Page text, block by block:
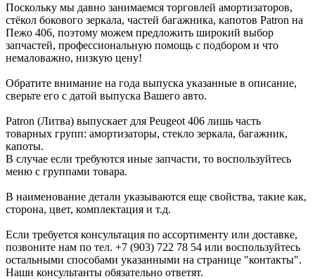
Поскольку мы давно занимаемся торговлей амортизаторов,
стёкол бокового зеркала, частей багажника, капотов Patron на
Пежо 406, поэтому можем предложить широкий выбор
запчастей, профессиональную помощь с подбором и что
немаловажно, низкую цену!
Обратите внимание на года выпуска указанные в описание,
сверьте его с датой выпуска Вашего авто.
Patron (Литва) выпускает для Peugeot 406 лишь часть
товарных групп: амортизаторы, стекло зеркала, багажник,
капоты.
В случае если требуются иные запчасти, то воспользуйтесь
меню с группами товара.
В наименование детали указываются еще свойства, такие как,
сторона, цвет, комплектация и т.д.
Если требуется консультация по ассортименту или доставке,
позвоните нам по тел. +7 (903) 722 78 54 или воспользуйтесь
остальными способами указанными на странице "контакты".
Наши консультанты обязательно ответят.